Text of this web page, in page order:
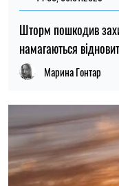
Шторм пошкодив
намагаються
Марина Гонтар